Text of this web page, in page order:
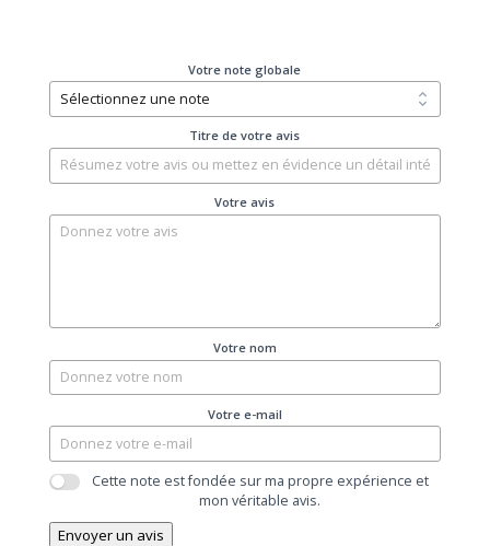
Votre note globale
Titre de votre avis
Votre avis
Votre nom
Votre e-mail
Cette note est fondée sur ma propre expérience et
mon véritable avis.
Envoyer un avis